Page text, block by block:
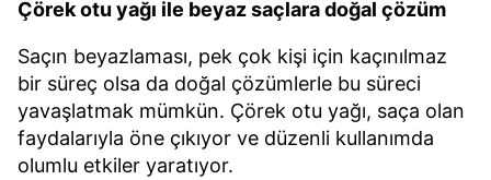
Çörek otu yağı ile beyaz saçlara doğal çözüm
Saçın beyazlaması, pek çok kişi için kaçınılmaz
bir süreç olsa da doğal çözümlerle bu süreci
yavaşlatmak mümkün. Çörek otu yağı, saça olan
faydalarıyla öne çıkıyor ve düzenli kullanımda
olumlu etkiler yaratıyor.